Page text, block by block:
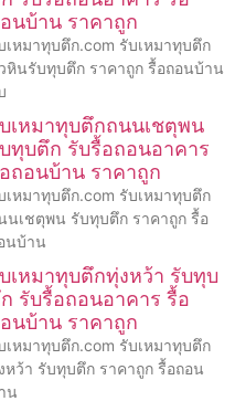
นบ้าน ราคาถูก
เหมาทุบตึก.com รับเหมาทุบตึก
หินรับทุบตึก ราคาถูก รื้อถอนบ้าน
เหมาทุบตึกถนนเชตุพน
ทุบตึก รับรื้อถอนอาคาร
ถอนบ้าน ราคาถูก
เหมาทุบตึก.com รับเหมาทุบตึก
นเชตุพน รับทุบตึก ราคาถูก รื้อ
นบ้าน
เหมาทุบตึกทุ่งหว้า รับทุบ
รับรื้อถอนอาคาร รื้อ
นบ้าน ราคาถูก
เหมาทุบตึก.com รับเหมาทุบตึก
หว้า รับทุบตึก ราคาถูก รื้อถอน
น